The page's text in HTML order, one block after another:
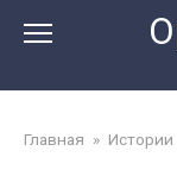
Главная » Истории